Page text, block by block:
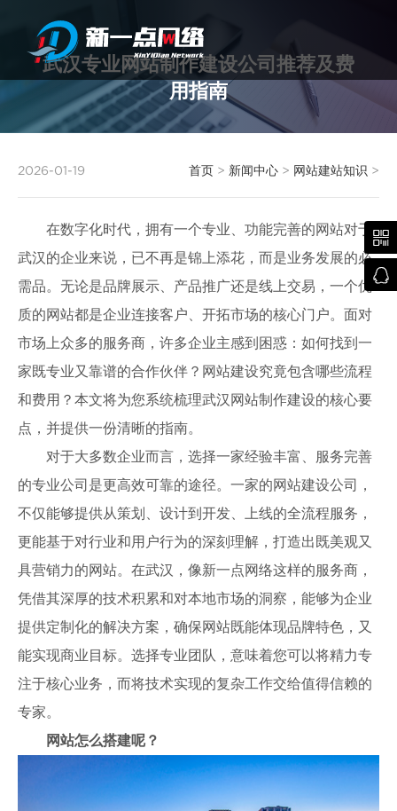
武汉专业网站制作建设公司推荐及费
用指南
2026-01-19 首页 > 新闻中心 > 网站建站知识 >
在数字化时代，拥有一个专业、功能完善的网站对于
武汉的企业来说，已不再是锦上添花，而是业务发展的必
需品。无论是品牌展示、产品推广还是线上交易，一个优
质的网站都是企业连接客户、开拓市场的核心门户。面对
市场上众多的服务商，许多企业主感到困惑：如何找到一
家既专业又靠谱的合作伙伴？网站建设究竟包含哪些流程
和费用？本文将为您系统梳理武汉网站制作建设的核心要
点，并提供一份清晰的指南。
对于大多数企业而言，选择一家经验丰富、服务完善
的专业公司是更高效可靠的途径。一家的网站建设公司，
不仅能够提供从策划、设计到开发、上线的全流程服务，
更能基于对行业和用户行为的深刻理解，打造出既美观又
具营销力的网站。在武汉，像新一点网络这样的服务商，
凭借其深厚的技术积累和对本地市场的洞察，能够为企业
提供定制化的解决方案，确保网站既能体现品牌特色，又
能实现商业目标。选择专业团队，意味着您可以将精力专
注于核心业务，而将技术实现的复杂工作交给值得信赖的
专家。
网站怎么搭建呢？

